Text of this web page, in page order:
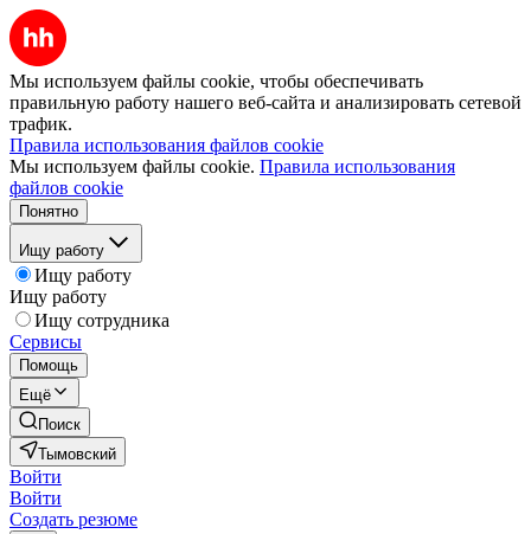
Мы используем файлы cookie, чтобы обеспечивать
правильную работу нашего веб-сайта и анализировать сетевой
трафик.
Правила использования файлов cookie
Мы используем файлы cookie. Правила использования
файлов cookie
Понятно
Ищу работу
Ищу работу
Ищу работу
Ищу сотрудника
Сервисы
Помощь
Ещё
Поиск
Тымовский
Войти
Войти
Создать резюме